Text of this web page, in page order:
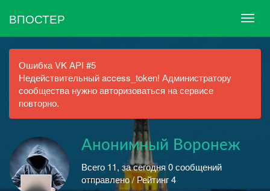
ВПОСТЕР
Ошибка VK API #5
Недействительный access_token! Администратору
сообщества нужно авторизоваться на сервисе
повторно.
Анонимный Воронеж
Всего 11, за сегодня 0 сообщений
отправлено / Рейтинг 4